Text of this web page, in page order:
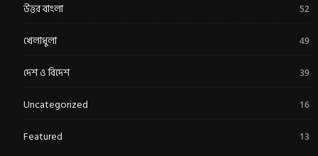
উত্তর বাংলা 52
খেলাধুলা 49
দেশ ও বিদেশ 39
Uncategorized 16
Featured 13